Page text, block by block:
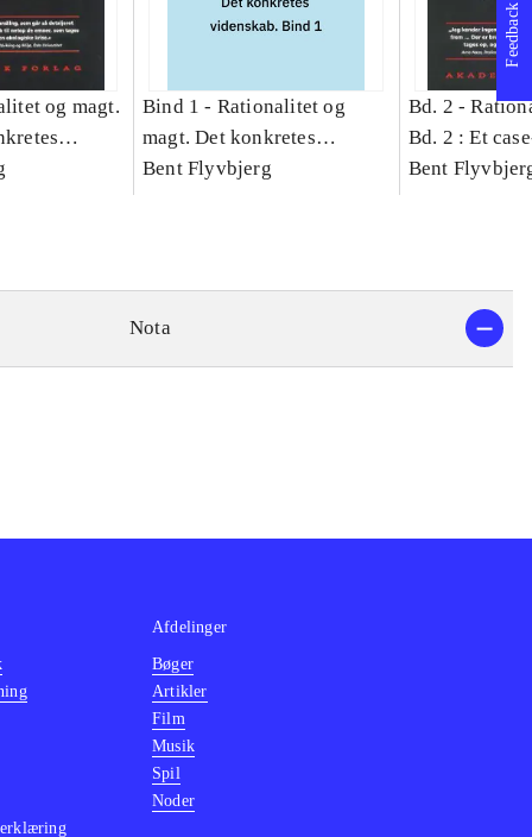
og magt.
Bind 1 - Rationalitet og
magt. Det konkretes
videnskab. Bind 1
Bent Flyvbjerg
Bd. 2 -
Bd. 2 : Et
studie af
Bent
Nota
Feedback
Afdelinger
Bøger
Artikler
Film
Musik
Spil
Noder